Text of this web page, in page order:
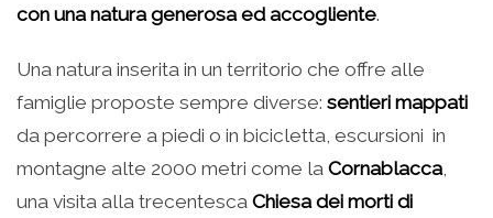
con una natura generosa ed accogliente.
Una natura inserita in un territorio che offre alle
famiglie proposte sempre diverse: sentieri mappati
da percorrere a piedi o in bicicletta, escursioni in
montagne alte 2000 metri come la Cornablacca,
una visita alla trecentesca Chiesa dei morti di